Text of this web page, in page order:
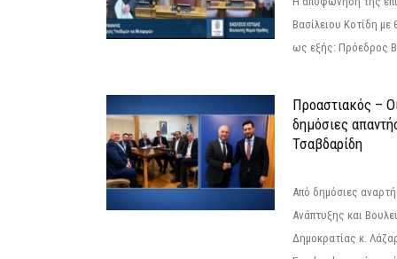
Βασίλειου Κοτίδη με
ως εξής: Πρόεδρος
Προαστιακός –
δημόσιες
Τσαβδαρίδη
Από δημόσιες
Ανάπτυξης και
Δημοκρατίας κ.